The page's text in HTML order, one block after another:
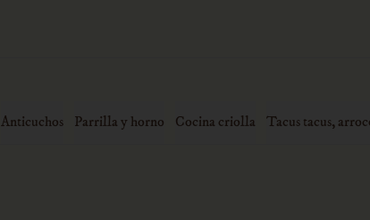
Anticuchos Parrilla y horno Cocina criolla Tacus tacus,